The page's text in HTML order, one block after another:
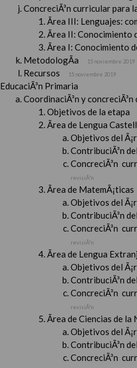
ConcreciÃ³n curricular para
Ãrea III: Lenguajes:
Ãrea II: Conocimiento
Ãrea I: Conocimiento
MetodologÃ­a 15 noviembre 2019
Recursos 15 noviembre 2019
EducaciÃ³n Primaria
CoordinaciÃ³n y
Objetivos de la etapa
Ãrea de Lengua
Objetivos del
ContribuciÃ³n
ConcreciÃ³n
revisiÃ³n
Ãrea de MatemÃ¡ticas
Objetivos del
ContribuciÃ³n
ConcreciÃ³n
revisiÃ³n
Ãrea de Lengua
Objetivos del
ContribuciÃ³n
ConcreciÃ³n
revisiÃ³n
Ãrea de Ciencias de la
Objetivos del
ContribuciÃ³n
ConcreciÃ³n